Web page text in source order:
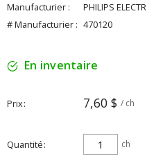
Manufacturier :
PHILIPS
# Manufacturier : 470120
En inventaire
Prix 7,60 $ / ch
Quantité ch